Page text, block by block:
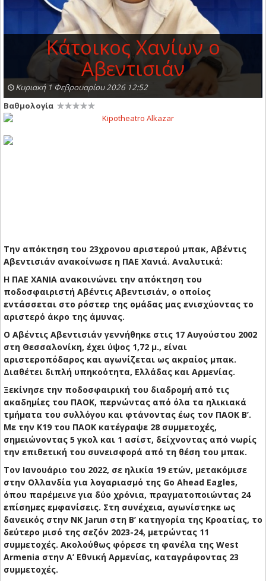
Κάτοικος Χανίων ο
Αβεντισιάν
Κυριακή 1 Φεβρουαρίου 2026 12:52
Βαθμολογία
Την απόκτηση του 23χρονου αριστερού μπακ, Αβέντις
Αβεντισιάν ανακοίνωσε η ΠΑΕ Χανιά. Αναλυτικά:
Η ΠΑΕ ΧΑΝΙΑ ανακοινώνει την απόκτηση του
ποδοσφαιριστή Αβέντις Αβεντισιάν, ο οποίος
εντάσσεται στο ρόστερ της ομάδας μας ενισχύοντας το
αριστερό άκρο της άμυνας.
Ο Αβέντις Αβεντισιάν γεννήθηκε στις 17 Αυγούστου 2002
στη Θεσσαλονίκη, έχει ύψος 1,72 μ., είναι
αριστεροπόδαρος και αγωνίζεται ως ακραίος μπακ.
Διαθέτει διπλή υπηκοότητα, Ελλάδας και Αρμενίας.
Ξεκίνησε την ποδοσφαιρική του διαδρομή από τις
ακαδημίες του ΠΑΟΚ, περνώντας από όλα τα ηλικιακά
τμήματα του συλλόγου και φτάνοντας έως τον ΠΑΟΚ Β’.
Με την Κ19 του ΠΑΟΚ κατέγραψε 28 συμμετοχές,
σημειώνοντας 5 γκολ και 1 ασίστ, δείχνοντας από νωρίς
την επιθετική του συνεισφορά από τη θέση του μπακ.
Τον Ιανουάριο του 2022, σε ηλικία 19 ετών, μετακόμισε
στην Ολλανδία για λογαριασμό της Go Ahead Eagles,
όπου παρέμεινε για δύο χρόνια, πραγματοποιώντας 24
επίσημες εμφανίσεις. Στη συνέχεια, αγωνίστηκε ως
δανεικός στην NK Jarun στη Β’ κατηγορία της Κροατίας, το
δεύτερο μισό της σεζόν 2023-24, μετρώντας 11
συμμετοχές. Ακολούθως φόρεσε τη φανέλα της West
Armenia στην Α’ Εθνική Αρμενίας, καταγράφοντας 23
συμμετοχές.